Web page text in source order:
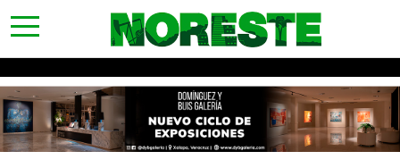
toggle
navigation